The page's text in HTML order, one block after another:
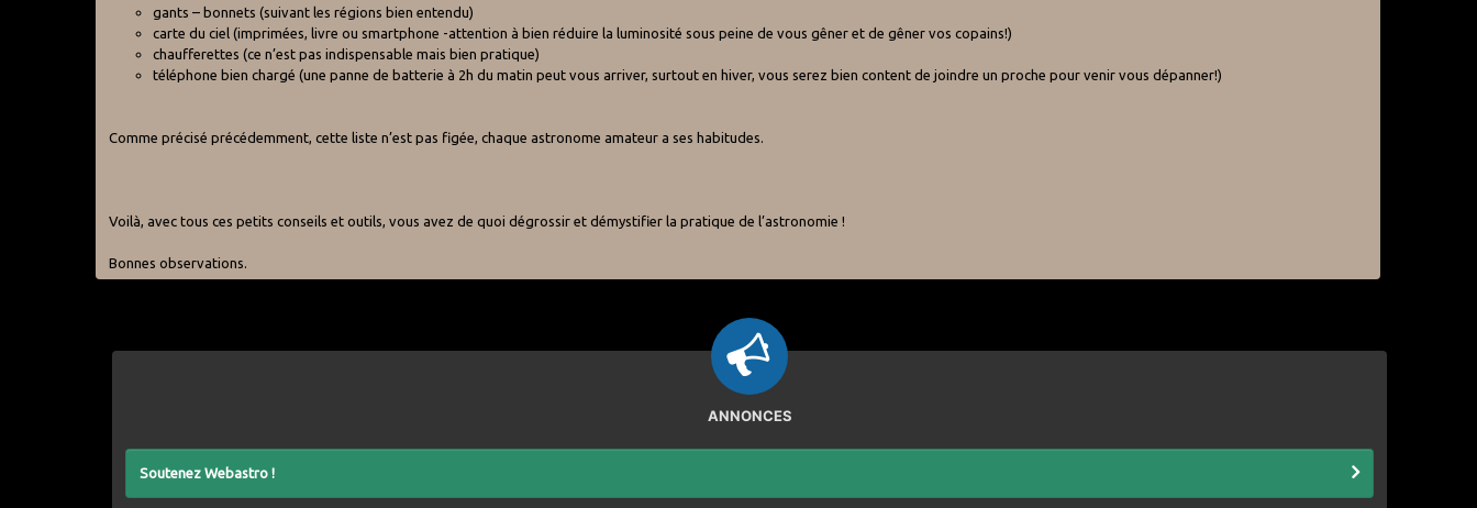
gants – bonnets (suivant les régions bien entendu)
carte du ciel (imprimées, livre ou smartphone -attention à bien réduire la luminosité sous peine de vous gêner et de gêner vos copains!)
chaufferettes (ce n’est pas indispensable mais bien pratique)
téléphone bien chargé (une panne de batterie à 2h du matin peut vous arriver, surtout en hiver, vous serez bien content de joindre un proche pour venir vous dépanner!)
Comme précisé précédemment, cette liste n’est pas figée, chaque astronome amateur a ses habitudes.
Voilà, avec tous ces petits conseils et outils, vous avez de quoi dégrossir et démystifier la pratique de l’astronomie !
Bonnes observations.
ANNONCES
Soutenez Webastro !